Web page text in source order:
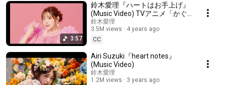
3:57
鈴木愛理『ハートはお手上げ』
(Music Video) TVアニメ「かぐ
や様は告らせたい-ウルトラロ
マンティック-」ED主題歌
鈴木愛理
3.5M views
4 years ago
CC
Airi Suzuki『heart notes』
(Music Video)
鈴木愛理
1.2M views
3 years ago